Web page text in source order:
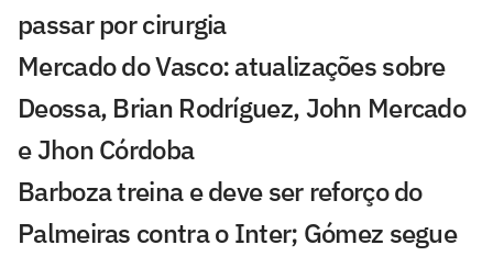
passar por cirurgia
Mercado do Vasco: atualizações sobre
Deossa, Brian Rodríguez, John Mercado
e Jhon Córdoba
Barboza treina e deve ser reforço do
Palmeiras contra o Inter; Gómez segue